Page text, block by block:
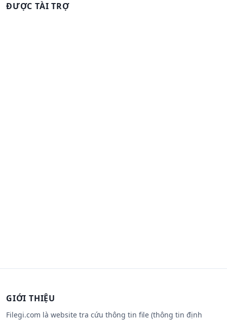
iĐƯỢC TÀI TRỢ
GIỚI THIỆU
Filegi.com là website tra cứu thông tin file (thông tin định